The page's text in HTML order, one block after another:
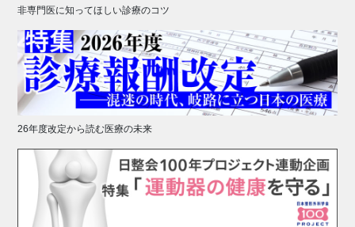
非専門医に知ってほしい診療のコツ
26年度改定から読む医療の未来